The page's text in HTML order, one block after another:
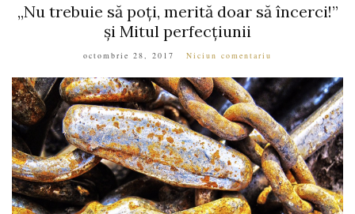
„Nu trebuie să poți, merită doar să încerci!”
și Mitul perfecțiunii
octombrie 28, 2017 Niciun comentariu